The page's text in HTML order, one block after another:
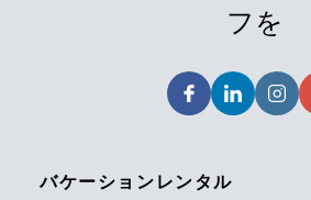
フを
バケーションレンタル